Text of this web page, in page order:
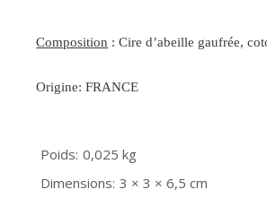
Composition : Cire d’abeille gaufrée,
Origine: FRANCE
Poids 0,025 kg
Dimensions 3 × 3 × 6,5 cm